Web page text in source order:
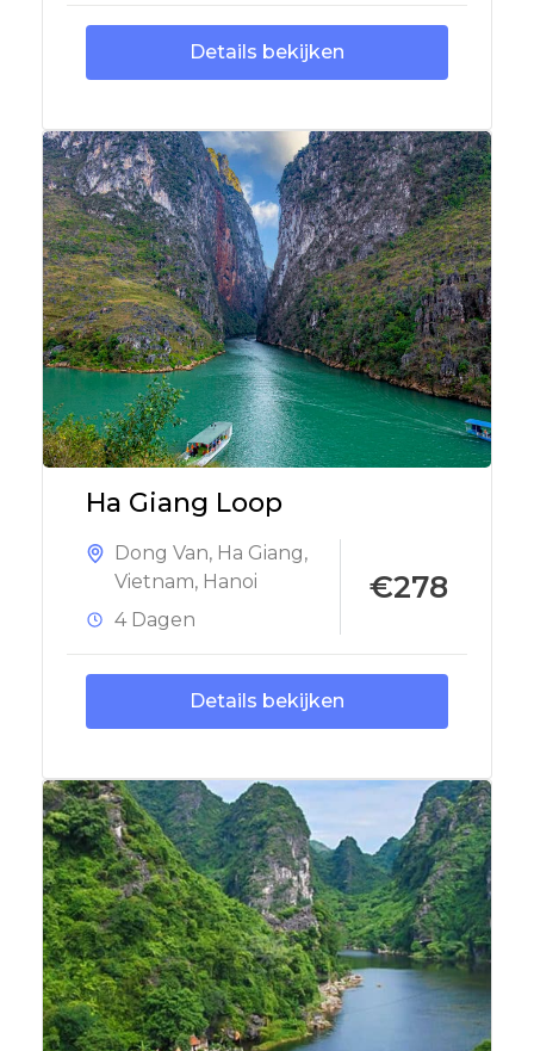
Details bekijken
Ha Giang Loop
Dong Van, Ha Giang,
Vietnam, Hanoi
4 Dagen
€278
Details bekijken